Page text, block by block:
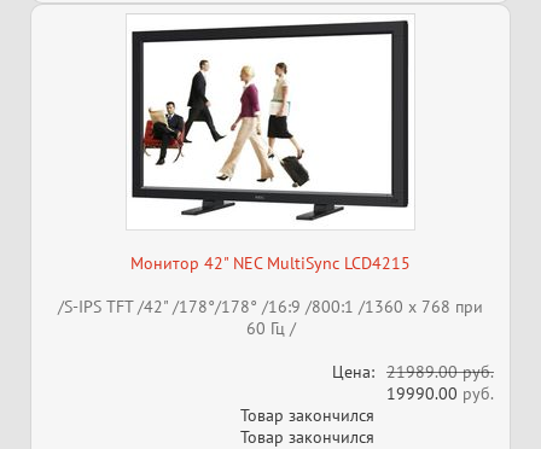
Монитор 42" NEC MultiSync LCD4215
/S-IPS TFT /42" /178°/178° /16:9 /800:1 /1360 x 768 при
60 Гц /
Цена: 21989.00 руб.
19990.00 руб.
Товар закончился
Товар закончился